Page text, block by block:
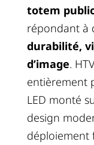
totem
répondant à
durabilité,
d’image.
entièrement
LED monté
design
déploiement